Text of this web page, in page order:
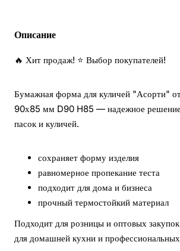
Описание
🔥 Хит продаж! ⭐ Выбор покупателей!
Бумажная форма для куличей "Асорти"
90х85 мм D90 H85 — надежное
пасок и куличей.
сохраняет форму изделия
равномерное пропекание теста
подходит для дома и бизнеса
прочный термостойкий материал
Подходит для розницы и оптовых
для домашней кухни и